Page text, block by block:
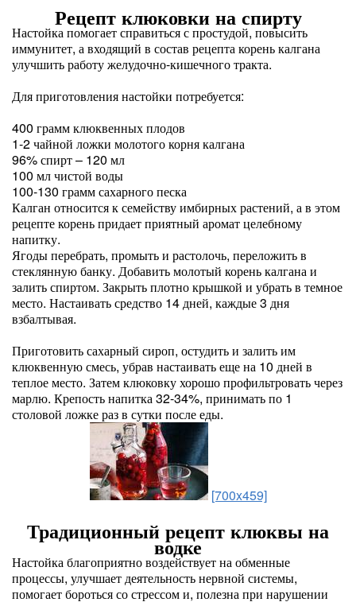
Рецепт клюковки на спирту
Настойка помогает справиться с простудой, повысить
иммунитет, а входящий в состав рецепта корень калгана
улучшить работу желудочно-кишечного тракта.
Для приготовления настойки потребуется:
400 грамм клюквенных плодов
1-2 чайной ложки молотого корня калгана
96% спирт – 120 мл
100 мл чистой воды
100-130 грамм сахарного песка
Калган относится к семейству имбирных растений, а в этом
рецепте корень придает приятный аромат целебному
напитку.
Ягоды перебрать, промыть и растолочь, переложить в
стеклянную банку. Добавить молотый корень калгана и
залить спиртом. Закрыть плотно крышкой и убрать в темное
место. Настаивать средство 14 дней, каждые 3 дня
взбалтывая.
Приготовить сахарный сироп, остудить и залить им
клюквенную смесь, убрав настаивать еще на 10 дней в
теплое место. Затем клюковку хорошо профильтровать через
марлю. Крепость напитка 32-34%, принимать по 1
столовой ложке раз в сутки после еды.
[700x459]
Традиционный рецепт клюквы на
водке
Настойка благоприятно воздействует на обменные
процессы, улучшает деятельность нервной системы,
помогает бороться со стрессом и, полезна при нарушении